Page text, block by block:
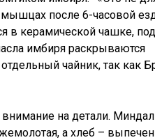
внимание на детали.
а хлеб –